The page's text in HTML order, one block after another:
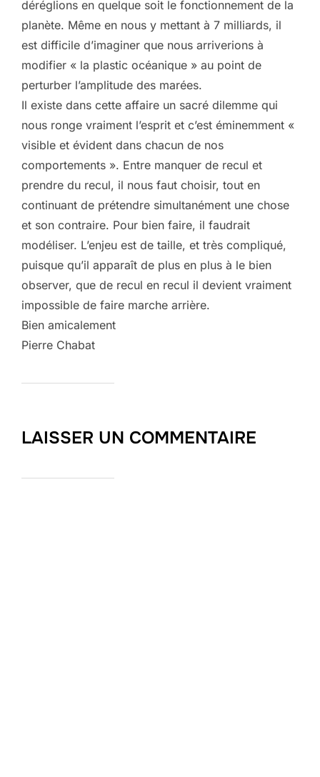
déréglions en quelque soit le fonctionnement de la
planète. Même en nous y mettant à 7 milliards, il
est difficile d’imaginer que nous arriverions à
modifier « la plastic océanique » au point de
perturber l’amplitude des marées.
Il existe dans cette affaire un sacré dilemme qui
nous ronge vraiment l’esprit et c’est éminemment «
visible et évident dans chacun de nos
comportements ». Entre manquer de recul et
prendre du recul, il nous faut choisir, tout en
continuant de prétendre simultanément une chose
et son contraire. Pour bien faire, il faudrait
modéliser. L’enjeu est de taille, et très compliqué,
puisque qu’il apparaît de plus en plus à le bien
observer, que de recul en recul il devient vraiment
impossible de faire marche arrière.
Bien amicalement
Pierre Chabat
LAISSER UN COMMENTAIRE